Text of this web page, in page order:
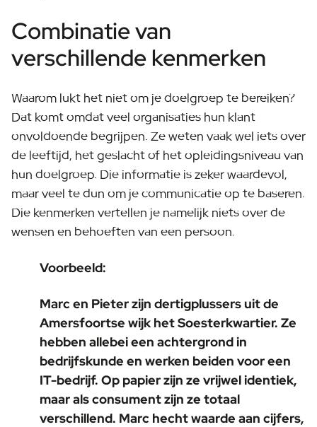
Combinatie van
verschillende kenmerken
Waarom lukt het niet om je doelgroep te bereiken?
Dat komt omdat veel organisaties hun klant
onvoldoende begrijpen. Ze weten vaak wel iets over
de leeftijd, het geslacht of het opleidingsniveau van
hun doelgroep. Die informatie is zeker waardevol,
maar veel te dun om je communicatie op te baseren.
Die kenmerken vertellen je namelijk niets over de
wensen en behoeften van een persoon.
Voorbeeld:
Marc en Pieter zijn dertigplussers uit de
Amersfoortse wijk het Soesterkwartier. Ze
hebben allebei een achtergrond in
bedrijfskunde en werken beiden voor een
IT-bedrijf. Op papier zijn ze vrijwel identiek,
maar als consument zijn ze totaal
verschillend. Marc hecht waarde aan cijfers,